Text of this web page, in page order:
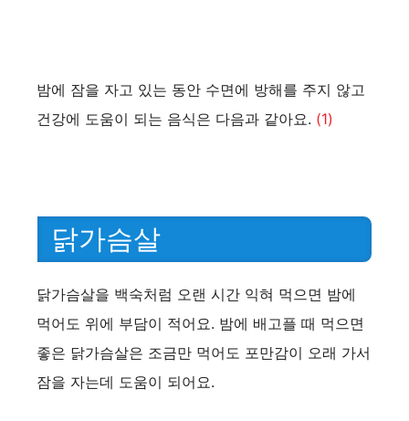
밤에 잠을 자고 있는 동안 수면에 방해를 주지 않고
건강에 도움이 되는 음식은 다음과 같아요. (1)
닭가슴살
닭가슴살을 백숙처럼 오랜 시간 익혀 먹으면 밤에
먹어도 위에 부담이 적어요. 밤에 배고플 때 먹으면
좋은 닭가슴살은 조금만 먹어도 포만감이 오래 가서
잠을 자는데 도움이 되어요.